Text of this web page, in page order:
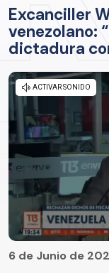
Excanciller
venezolano:
dictadura
6 de Junio de